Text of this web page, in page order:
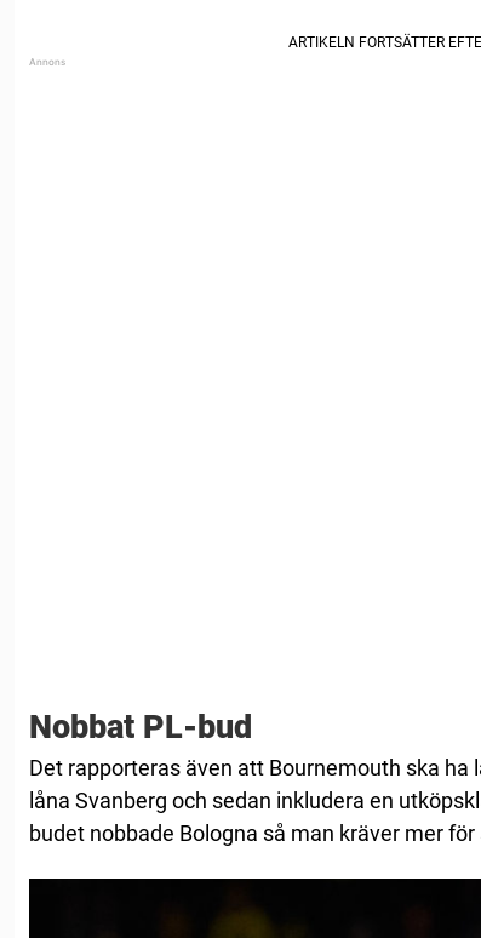
Nobbat PL-bud
Det rapporteras även att Bournemouth ska
låna Svanberg och sedan inkludera en
budet nobbade Bologna så man kräver mer